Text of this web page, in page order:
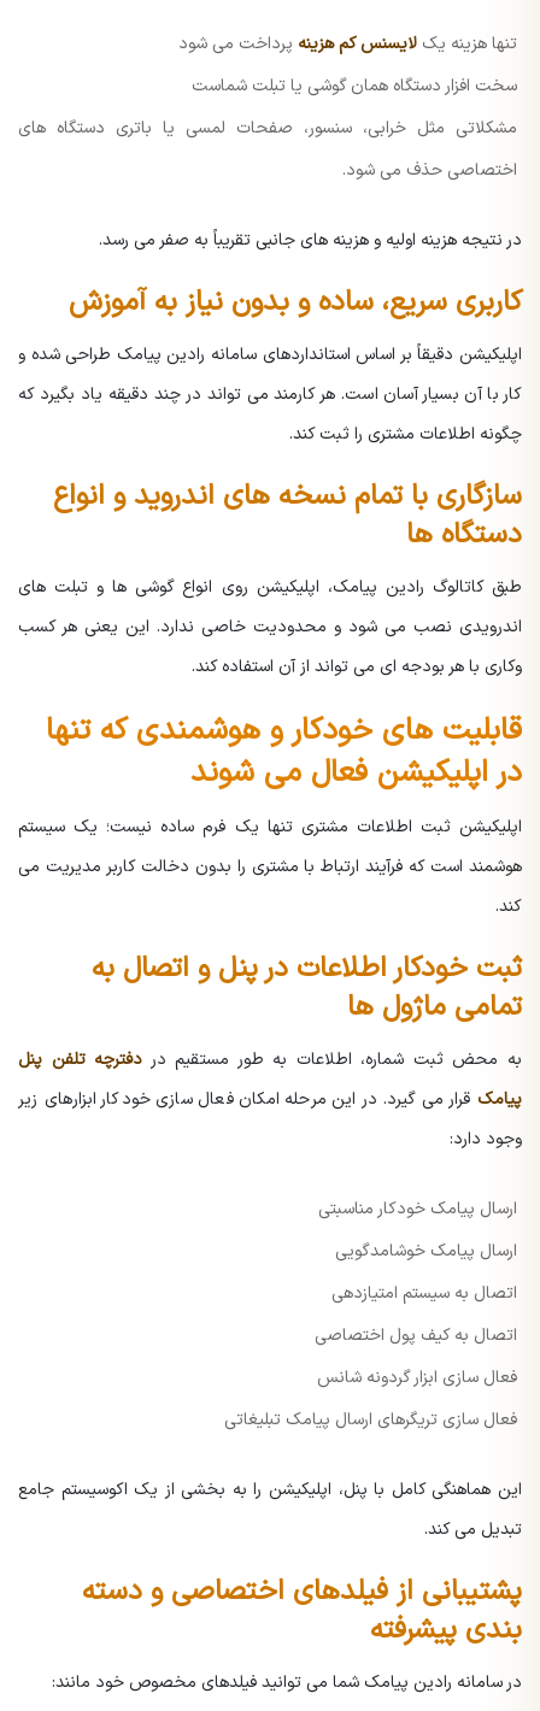
تنها هزینه یک لایسنس کم هزینه پرداخت می شود
سخت افزار دستگاه همان گوشی یا تبلت شماست
مشکلاتی مثل خرابی، سنسور، صفحات لمسی یا باتری دستگاه های
اختصاصی حذف می شود.
در نتیجه هزینه اولیه و هزینه های جانبی تقریباً به صفر می رسد.
کاربری سریع، ساده و بدون نیاز به آموزش
اپلیکیشن دقیقاً بر اساس استانداردهای سامانه رادین پیامک طراحی شده و
کار با آن بسیار آسان است. هر کارمند می تواند در چند دقیقه یاد بگیرد که
چگونه اطلاعات مشتری را ثبت کند.
سازگاری با تمام نسخه های اندروید و انواع
دستگاه ها
طبق کاتالوگ رادین پیامک، اپلیکیشن روی انواع گوشی ها و تبلت های
اندرویدی نصب می شود و محدودیت خاصی ندارد. این یعنی هر کسب
وکاری با هر بودجه ای می تواند از آن استفاده کند.
قابلیت های خودکار و هوشمندی که تنها
در اپلیکیشن فعال می شوند
اپلیکیشن ثبت اطلاعات مشتری تنها یک فرم ساده نیست؛ یک سیستم
هوشمند است که فرآیند ارتباط با مشتری را بدون دخالت کاربر مدیریت می
کند.
ثبت خودکار اطلاعات در پنل و اتصال به
تمامی ماژول ها
به محض ثبت شماره، اطلاعات به طور مستقیم در دفترچه تلفن پنل
پیامک قرار می گیرد. در این مرحله امکان فعال سازی خودکار ابزارهای زیر
وجود دارد:
ارسال پیامک خودکار مناسبتی
ارسال پیامک خوشامدگویی
اتصال به سیستم امتیازدهی
اتصال به کیف پول اختصاصی
فعال سازی ابزار گردونه شانس
فعال سازی تریگرهای ارسال پیامک تبلیغاتی
این هماهنگی کامل با پنل، اپلیکیشن را به بخشی از یک اکوسیستم جامع
تبدیل می کند.
پشتیبانی از فیلدهای اختصاصی و دسته
بندی پیشرفته
در سامانه رادین پیامک شما می توانید فیلدهای مخصوص خود مانند: